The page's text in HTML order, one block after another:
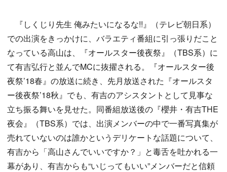
『しくじり先生 俺みたいになるな!!』（テレビ朝日系）
での出演をきっかけに、バラエティ番組に引っ張りだこと
なっている高山は、『オールスター後夜祭』（TBS系）に
て有吉弘行と並んでMCに抜擢される。『オールスター後
夜祭’18春』の放送に続き、先月放送された『オールスタ
ー後夜祭’18秋』でも、有吉のアシスタントとして見事な
立ち振る舞いを見せた。同番組放送後の『櫻井・有吉THE
夜会』（TBS系）では、出演メンバーの中で一番写真集が
売れていないのは誰かというデリケートな話題について、
有吉から「高山さんでいいですか？」と毒舌を吐かれる一
幕があり、有吉からも“いじってもいい”メンバーだと信頼